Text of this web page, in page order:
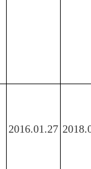
2016.01.27